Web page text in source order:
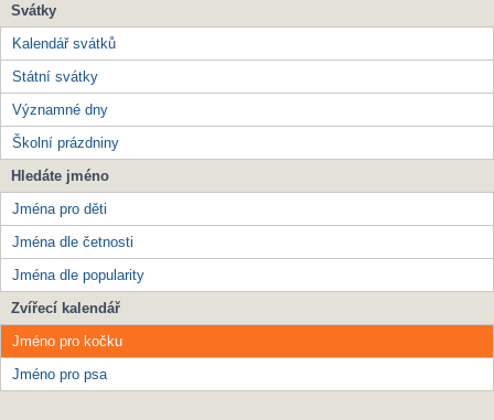
Svátky
Kalendář svátků
Státní svátky
Významné dny
Školní prázdniny
Hledáte jméno
Jména pro děti
Jména dle četnosti
Jména dle popularity
Zvířecí kalendář
Jméno pro kočku
Jméno pro psa